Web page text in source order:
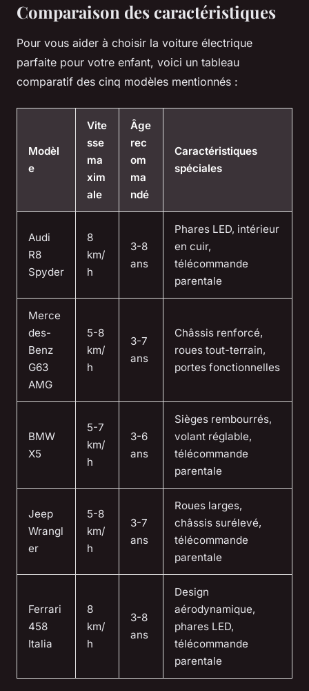
Comparaison des caractéristiques
Pour vous aider à choisir la voiture électrique
parfaite pour votre enfant, voici un tableau
comparatif des cinq modèles mentionnés :
Modèl
e
Vite
sse
ma
xim
ale
Âge
rec
om
ma
ndé
Caractéristiques
spéciales
Audi
R8
Spyder
8
km/
h
3-8
ans
Phares LED, intérieur
en cuir,
télécommande
parentale
Merce
des-
Benz
G63
AMG
5-8
km/
h
3-7
ans
Châssis renforcé,
roues tout-terrain,
portes fonctionnelles
BMW
X5
5-7
km/
h
3-6
ans
Sièges rembourrés,
volant réglable,
télécommande
parentale
Jeep
Wrangl
er
5-8
km/
h
3-7
ans
Roues larges,
châssis surélevé,
télécommande
parentale
Ferrari
458
Italia
8
km/
h
3-8
ans
Design
aérodynamique,
phares LED,
télécommande
parentale